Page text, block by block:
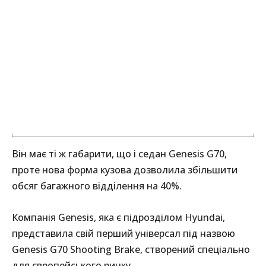
Він має ті ж габарити, що і седан Genesis G70,
проте нова форма кузова дозволила збільшити
обсяг багажного відділення на 40%.
Компанія Genesis, яка є підрозділом Hyundai,
представила свій перший універсал під назвою
Genesis G70 Shooting Brake, створений спеціально